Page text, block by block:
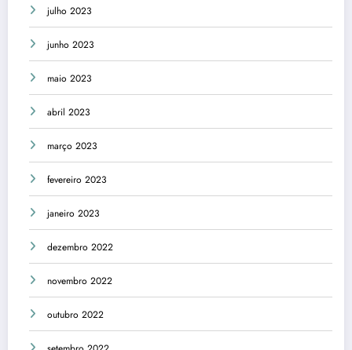
julho 2023
junho 2023
maio 2023
abril 2023
março 2023
fevereiro 2023
janeiro 2023
dezembro 2022
novembro 2022
outubro 2022